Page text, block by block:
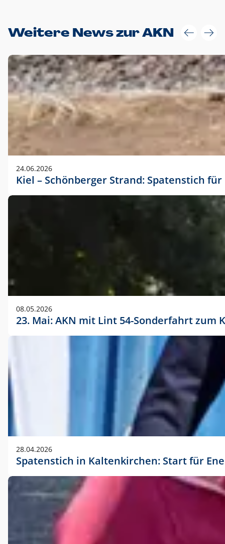
Weitere News zur AKN
24.06.2026
Kiel – Schönberger Strand: Spatenstich
08.05.2026
23. Mai: AKN mit Lint 54-Sonderfahrt
28.04.2026
Spatenstich in Kaltenkirchen: Start für